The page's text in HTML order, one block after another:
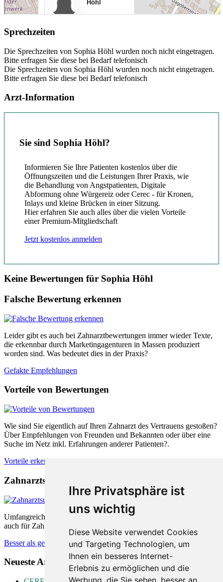
Ihre Privatsphäre ist
uns wichtig
Diese Website verwendet Cookies
und Targeting Technologien, um
Ihnen ein besseres Internet-
Erlebnis zu ermöglichen und die
Werbung, die Sie sehen, besser an
Sprechzeiten
Die Sprechzeiten von Sophia Höhl wurden noch nicht eingetragen.
Bitte erfragen Sie diese bei Bedarf telefonisch
Die Sprechzeiten von Sophia Höhl wurden noch nicht eingetragen.
Bitte erfragen Sie diese bei Bedarf telefonisch
Arzt-Information
Sie sind Sophia Höhl?
Informieren Sie Ihre Patienten kostenlos über die
Öffnungszeiten und die Leistungen Ihrer Praxis, wie
die Behandlung von Angstpatienten, Digitale
Abformung ohne Würgereiz oder Cerec - für Kronen,
Inlays und kleine Brücken in einer Sitzung.
Hier erfahren Sie auch alles über die vielen Vorteile
einer Premium-Mitgliedschaft
Jetzt kostenlos anmelden
Keine Bewertungen für Sophia Höhl
Falsche Bewertung erkennen
Leider gibt es auch bei Zahnarztbewertungen immer wieder Texte,
die erkennbar durch Marketingagenturen in Massen produziert
worden sind. Was bedeutet dies in der Praxis?
Gefakte Empfehlungen
Vorteile von Bewertungen
Wie sind Sie eigentlich auf Ihren Zahnarzt des Vertrauens gestoßen?
Über Empfehlungen von Freunden und Bekannten oder über eine
Suche im Netz inkl. Erfahrungen anderer Patienten?.
Vorteile erkennen
Zahnarztsuche nach Empfehlungen
Umfangreiche Bewertungsplattformen sind sowohl für Patienten als
auch für Zahnärzte äußerst hilfreich. Wie können diese helfen.
Besser als gedacht
Neueste Artikel: